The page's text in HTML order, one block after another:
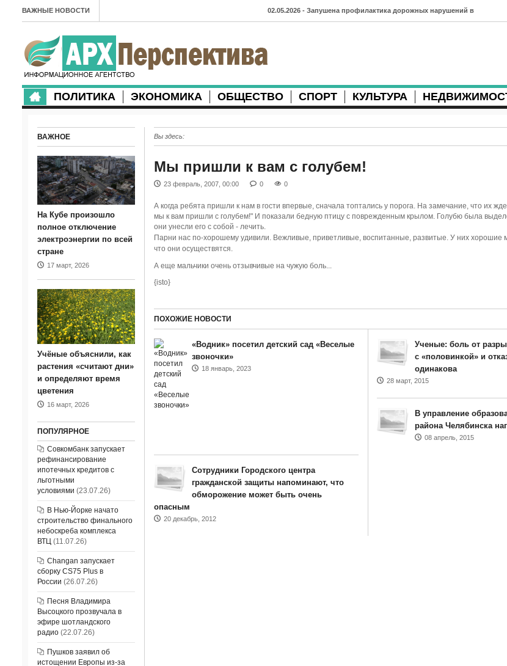
ВАЖНЫЕ НОВОСТИ 02.05.2026 - Запушена профилактика дорожных нарушений в
27.04.2026 - Губернатор Архангельской области контролирует
23.04.2026 - Детский экологический форум усилит
продолжают затруднять движение
21.04.2026 - Выгуливание собак: правила и штрафы в России
20.04.2026 - Итоги хоккейного сезона в Архангельске: яркие
появились в Монтгомери
ПОЛИТИКА ЭКОНОМИКА ОБЩЕСТВО СПОРТ КУЛЬТУРА
Вы здесь:
Мы пришли к вам с голубем!
23 февраль, 2007, 00:00 0 0
А когда ребята пришли к нам в гости впервые, сначала топтались у порога. На замечание, что их
мы к вам пришли с голубем!" И показали бедную птицу с поврежденным крылом. Голубю была
они унесли его с собой - лечить.
Парни нас по-хорошему удивили. Вежливые, приветливые, воспитанные, развитые. У них хорошие
что они осуществятся.
А еще мальчики очень отзывчивые на чужую боль...
{isto}
ПОХОЖИЕ НОВОСТИ
«Водник» посетил детский сад «Веселые
звоночки»
18 январь, 2023
Ученые: боль от
с «половинкой» и
одинакова
28 март, 2015
В управление
района Челябинска
08 апрель, 2015
Сотрудники Городского центра
гражданской защиты напоминают, что
обморожение может быть очень
опасным
20 декабрь, 2012
ВАЖНОЕ
На Кубе произошло
полное отключение
электроэнергии по всей
стране
17 март, 2026
Учёные объяснили, как
растения «считают дни»
и определяют время
цветения
16 март, 2026
ПОПУЛЯРНОЕ
Совкомбанк запускает
рефинансирование
ипотечных кредитов с
льготными
условиями (23.07.26)
В Нью-Йорке начато
строительство финального
небоскреба комплекса
ВТЦ(11.07.26)
Changan запускает
сборку CS75 Plus в
России (26.07.26)
Песня Владимира
Высоцкого прозвучала в
эфире шотландского
радио(22.07.26)
Пушков заявил об
истощении Европы из-за